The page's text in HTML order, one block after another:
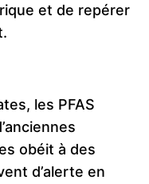
et de repérer
les PFAS
obéit à des
d’alerte en